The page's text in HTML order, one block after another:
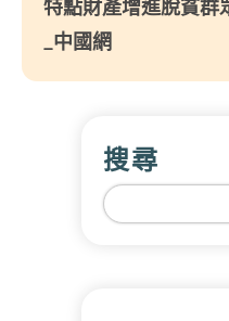
特點財產增進脫貧群
_中國網
搜尋